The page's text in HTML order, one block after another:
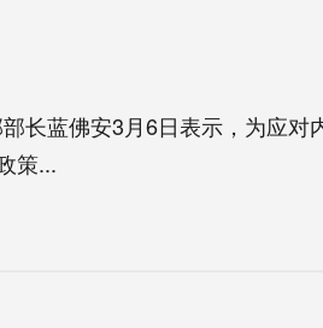
蓝佛安3月6日表示，为应对
策...